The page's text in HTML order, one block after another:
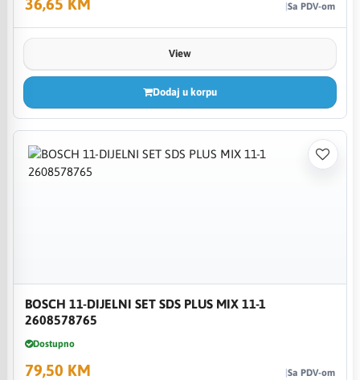
Sa PDV-om
View
Dodaj u korpu
BOSCH 11-DIJELNI SET SDS PLUS MIX 11-1
2608578765
Dostupno
79,50 KM Sa PDV-om